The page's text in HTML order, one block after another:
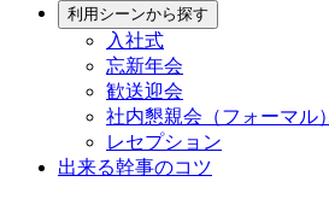
利用シーンから探す
入社式
忘新年会
歓送迎会
社内懇親会（フォーマル）
レセプション
出来る幹事のコツ